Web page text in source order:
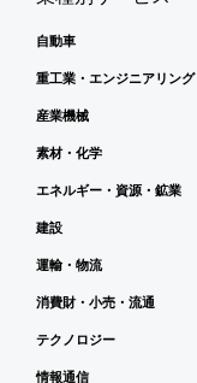
自動車
重工業・エンジニアリング
産業機械
素材・化学
エネルギー・資源・鉱業
建設
運輸・物流
消費財・小売・流通
テクノロジー
情報通信